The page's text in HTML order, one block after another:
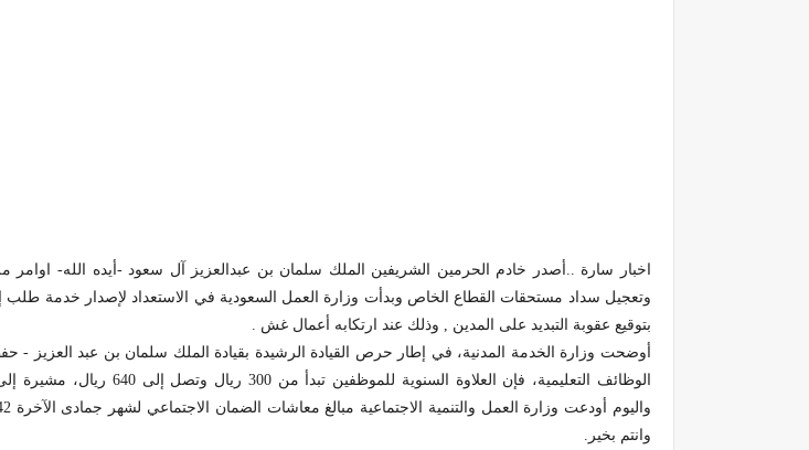
اخبار سارة ..أصدر خادم الحرمين الشريفين الملك سلمان بن عبدالعزيز آل سعود -أيده الله-
وتعجيل سداد مستحقات القطاع الخاص وبدأت وزارة العمل السعودية في الاستعداد لإصدار خدمة طلب
بتوقيع عقوبة التبديد على المدين , وذلك عند ارتكابه أعمال غش .
أوضحت وزارة الخدمة المدنية، في إطار حرص القيادة الرشيدة بقيادة الملك سلمان بن عبد العزيز -
الوظائف التعليمية، فإن
واليوم
أودعت وزارة العمل والتنمية الاجتماعية مبالغ معاشات الضمان الاجتماعي لشهر جمادى الآخرة 1442 وصرف وايداع راتب الضمان
وانتم بخير.